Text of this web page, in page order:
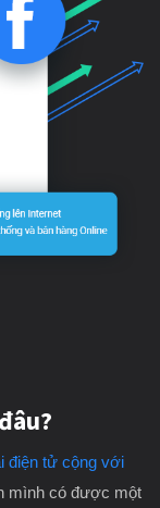
điện tử cộng với
mình có được một